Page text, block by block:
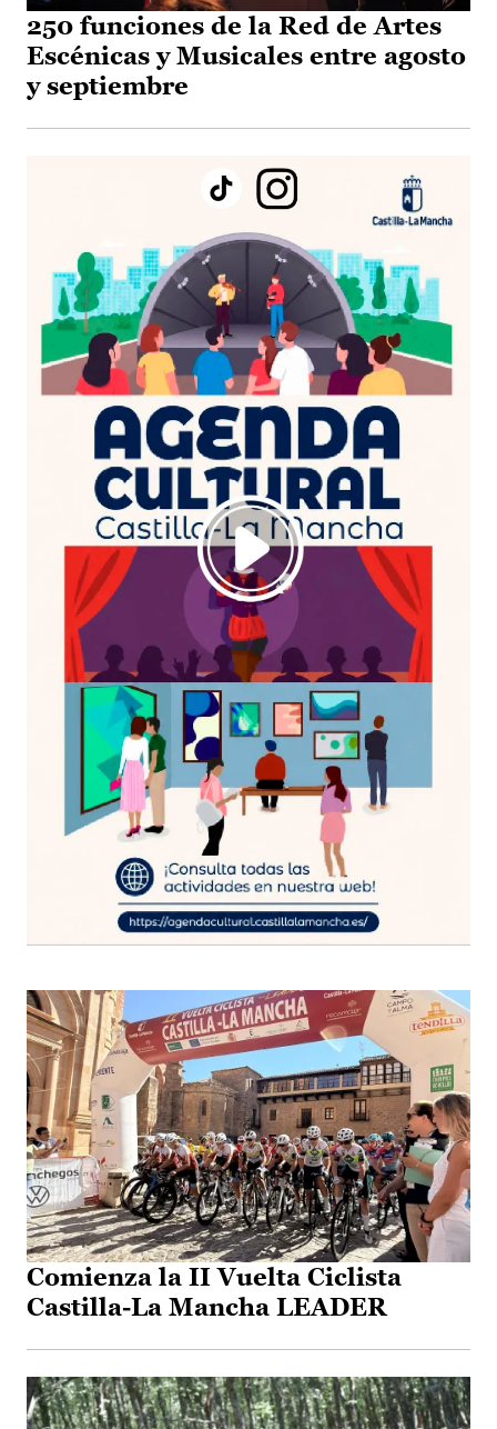
250 funciones de la Red de Artes
Escénicas y Musicales entre agosto
y septiembre
Comienza la II Vuelta Ciclista
Castilla-La Mancha LEADER